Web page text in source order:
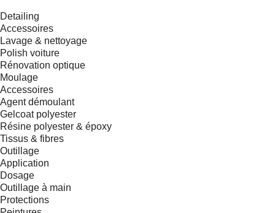
Detailing
Accessoires
Lavage & nettoyage
Polish voiture
Rénovation optique
Moulage
Accessoires
Agent démoulant
Gelcoat polyester
Résine polyester & époxy
Tissus & fibres
Outillage
Application
Dosage
Outillage à main
Protections